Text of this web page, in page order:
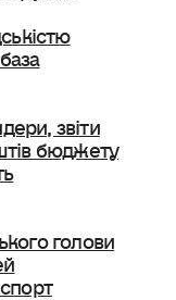
звіти
бюджету
голови